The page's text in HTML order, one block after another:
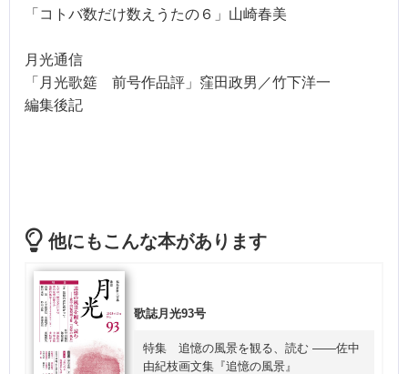
「コトバ数だけ数えうたの６」山崎春美
月光通信
「月光歌筵 前号作品評」窪田政男／竹下洋一
編集後記
他にもこんな本があります
歌誌月光93号
特集 追憶の風景を観る、読む ――佐中
由紀枝画文集『追憶の風景』